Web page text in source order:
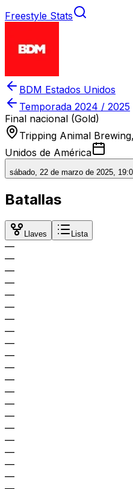
Freestyle Stats
BDM Estados Unidos
Temporada 2024 / 2025
Final nacional (Gold)
Tripping Animal
Unidos de América
sábado, 22 de marzo de 2025,
Batallas
Llaves Lista
—
—
—
—
—
—
—
—
—
—
—
—
—
—
—
—
—
—
—
—